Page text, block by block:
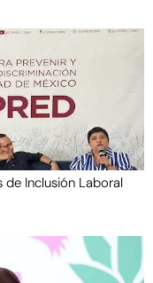
Inclusión Laboral